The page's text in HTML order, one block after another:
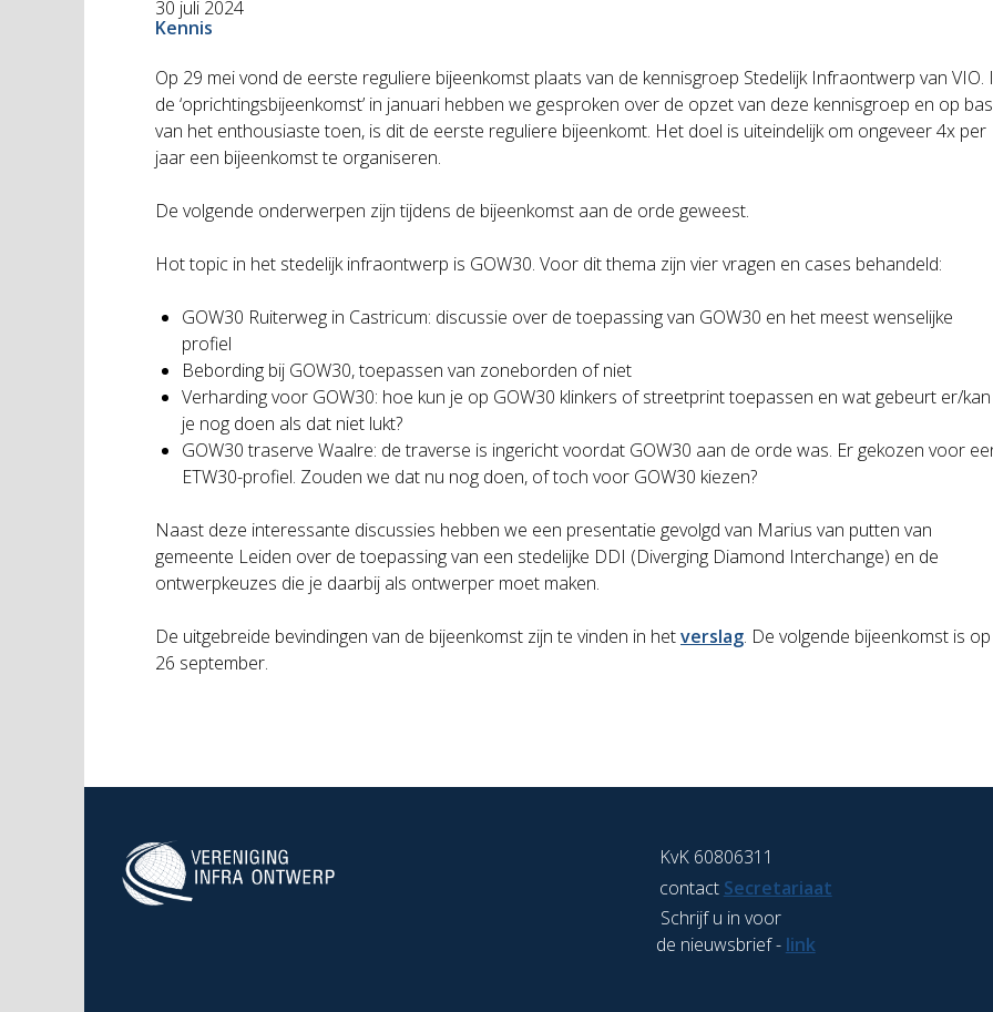
30 juli 2024
Kennis
Op 29 mei vond de eerste reguliere bijeenkomst plaats van de kennisgroep Stedelijk Infraontwerp van VIO.
de ‘oprichtingsbijeenkomst’ in januari hebben we gesproken over de opzet van deze kennisgroep en op
van het enthousiaste toen, is dit de eerste reguliere bijeenkomt. Het doel is uiteindelijk om ongeveer 4x per
jaar een bijeenkomst te organiseren.
De volgende onderwerpen zijn tijdens de bijeenkomst aan de orde geweest.
Hot topic in het stedelijk infraontwerp is GOW30. Voor dit thema zijn vier vragen en cases behandeld:
GOW30 Ruiterweg in Castricum: discussie over de toepassing van GOW30 en het meest wenselijke
profiel
Bebording bij GOW30, toepassen van zoneborden of niet
Verharding voor GOW30: hoe kun je op GOW30 klinkers of streetprint toepassen en wat gebeurt er/kan
je nog doen als dat niet lukt?
GOW30 traserve Waalre: de traverse is ingericht voordat GOW30 aan de orde was. Er gekozen voor
ETW30-profiel. Zouden we dat nu nog doen, of toch voor GOW30 kiezen?
Naast deze interessante discussies hebben we een presentatie gevolgd van Marius van putten van
gemeente Leiden over de toepassing van een stedelijke DDI (Diverging Diamond Interchange) en de
ontwerpkeuzes die je daarbij als ontwerper moet maken.
De uitgebreide bevindingen van de bijeenkomst zijn te vinden in hetverslag. De volgende bijeenkomst is op
26 september.
KvK 60806311
contact Secretariaat
Schrijf u in voor
de nieuwsbrief - link